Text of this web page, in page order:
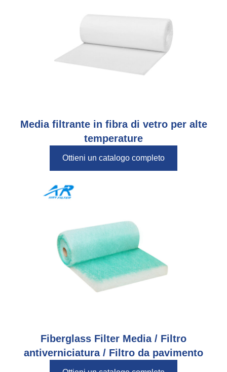
Media filtrante in fibra di vetro per alte
temperature
Ottieni un catalogo completo
Fiberglass Filter Media/ Filtro
antiverniciatura / Filtro da pavimento